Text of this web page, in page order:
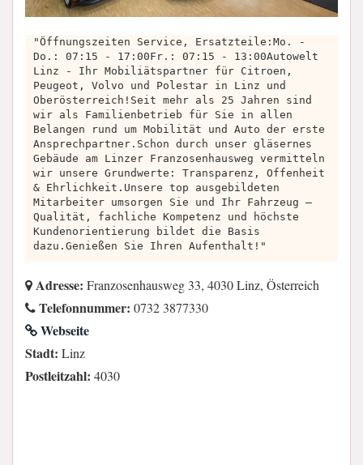
"Öffnungszeiten Service, Ersatzteile:Mo. -
Do.: 07:15 - 17:00Fr.: 07:15 - 13:00Autowelt
Linz - Ihr Mobiliätspartner für Citroen,
Peugeot, Volvo und Polestar in Linz und
Oberösterreich!Seit mehr als 25 Jahren sind
wir als Familienbetrieb für Sie in allen
Belangen rund um Mobilität und Auto der erste
Ansprechpartner.Schon durch unser gläsernes
Gebäude am Linzer Franzosenhausweg vermitteln
wir unsere Grundwerte: Transparenz, Offenheit
& Ehrlichkeit.Unsere top ausgebildeten
Mitarbeiter umsorgen Sie und Ihr Fahrzeug –
Qualität, fachliche Kompetenz und höchste
Kundenorientierung bildet die Basis
dazu.Genießen Sie Ihren Aufenthalt!"
Adresse: Franzosenhausweg 33, 4030 Linz, Österreich
Telefonnummer: 0732 3877330
Webseite
Stadt: Linz
Postleitzahl: 4030